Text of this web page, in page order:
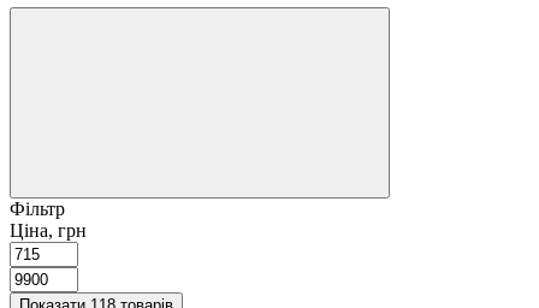
Фільтр
Ціна, грн